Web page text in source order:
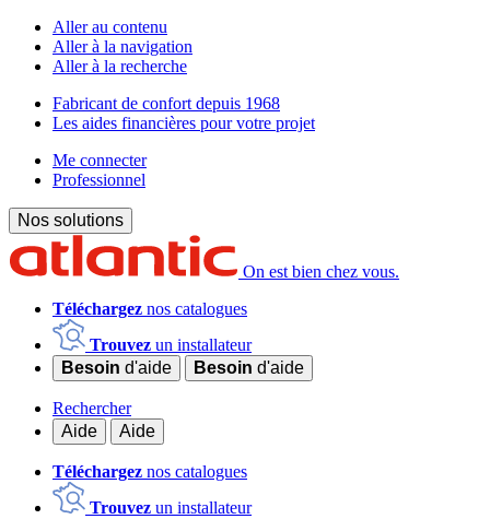
Aller au contenu
Aller à la navigation
Aller à la recherche
Fabricant de confort depuis 1968
Les aides financières pour votre projet
Me connecter
Professionnel
Nos solutions
On est bien chez vous.
Téléchargez nos catalogues
Trouvez un installateur
Besoin d'aide Besoin d'aide
Rechercher
Aide
Aide
Téléchargez nos catalogues
Trouvez un installateur